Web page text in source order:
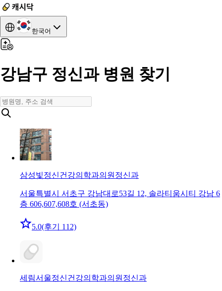
한국어
강남구 정신과 병원 찾기
삼성빛정신건강의학과의원 정신과
서울특별시 서초구 강남대로53길 12, 솔라티움시티 강남 6
층 606,607,608호 (서초동)
5.0(후기 112)
세림서울정신건강의학과의원 정신과